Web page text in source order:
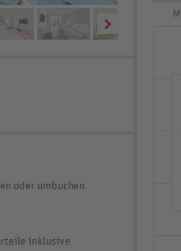
oder umbuchen
inklusive